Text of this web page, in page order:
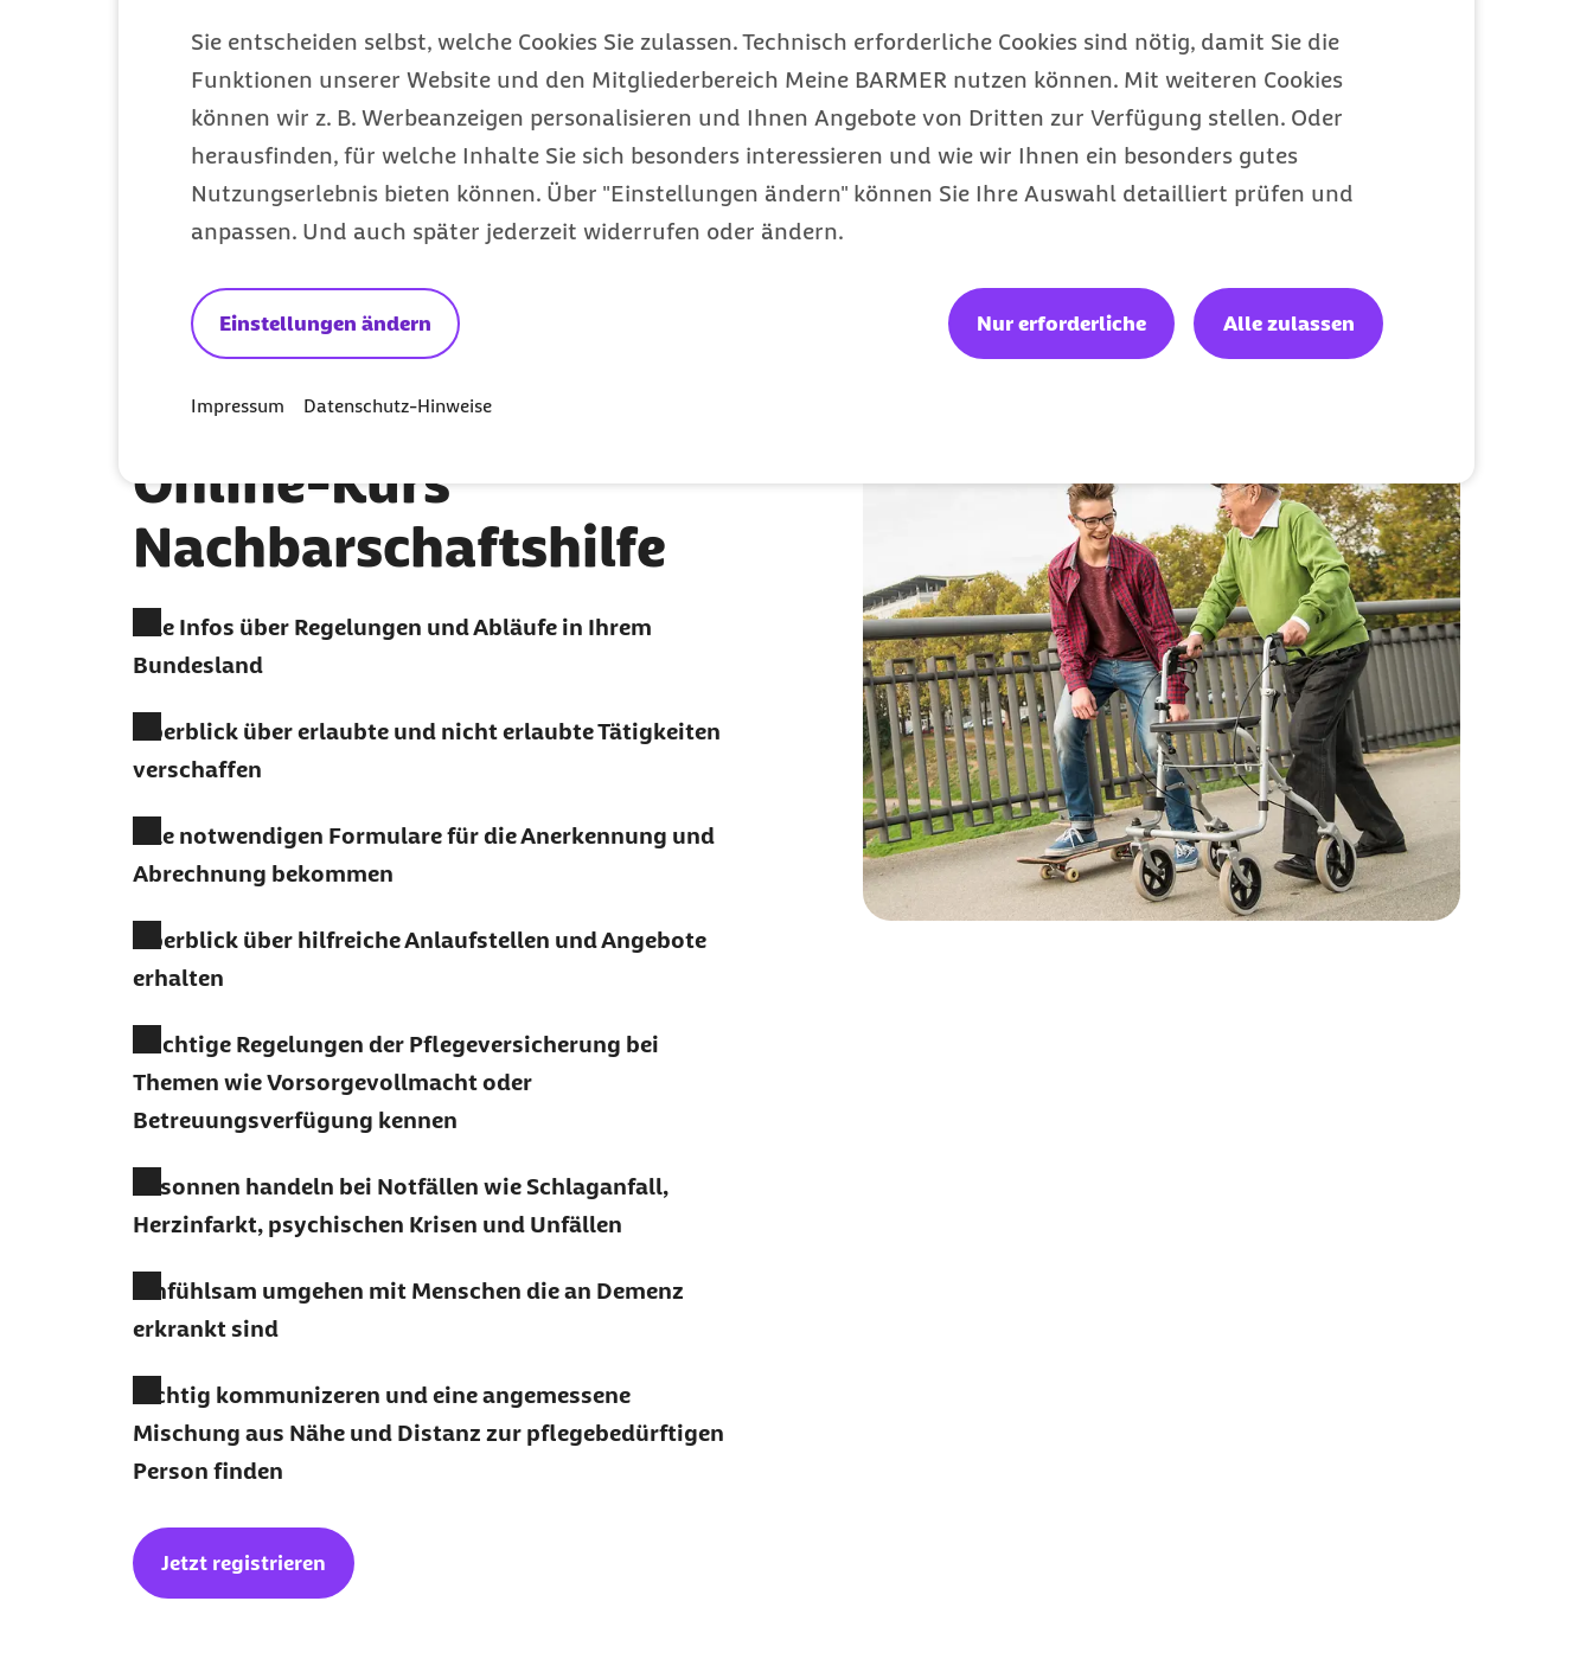
Sie entscheiden selbst, welche Cookies Sie zulassen. Technisch erforderliche Cookies sind nötig, damit Sie die
Funktionen unserer Website und den Mitgliederbereich Meine BARMER nutzen können. Mit weiteren Cookies
können wir z. B. Werbeanzeigen personalisieren und Ihnen Angebote von Dritten zur Verfügung stellen. Oder
herausfinden, für welche Inhalte Sie sich besonders interessieren und wie wir Ihnen ein besonders gutes
Nutzungserlebnis bieten können. Über "Einstellungen ändern" können Sie Ihre Auswahl detailliert prüfen und
anpassen. Und auch später jederzeit widerrufen oder ändern.
Einstellungen ändern Nur erforderliche Alle zulassen
Impressum Datenschutz-Hinweise
Für welche Bundesländer gibt es
den Online-Kurs?
Der Online-Kurs ist jeweils speziell zugeschnitten für alle
Bundesländer, die eine Schulung für Nachbarschaftshelfer
vorschreiben und zugelassen haben, dass diese online gemacht werden
Mecklenburg-Vorpommern
Schleswig-Holstein
Thüringen
Ihr Bundesland ist nicht dabei?Dann müssen Sie nach den Vorgaben
Ihres Bundeslandes entweder keinen Kurs machen oder Ihr Bundesland
erlaubt keine Online-Qualifizierung. Sie können aber trotzdem einen
kostenlosen Kurs mit vielen nützlichen Informationen (unabhängig von
einem bestimmten Bundesland) nutzen, um sich auf Ihre
Pflegetätigkeit vorzubereiten.
Sowohl für den allgemeinen Kurs als auch für den auf spezielle
Bundesländer zugeschnittenen Kurs können Sie sichkostenfrei
registrieren
Bei diesen Themen
unterstützt Sie der
Online-Kurs
Nachbarschaftshilfe
Alle Infos über Regelungen und Abläufe in Ihrem
Bundesland
Überblick über erlaubte und nicht erlaubte Tätigkeiten
verschaffen
Alle notwendigen Formulare für die Anerkennung und
Abrechnung bekommen
Überblick über hilfreiche Anlaufstellen und Angebote
erhalten
Wichtige Regelungen der Pflegeversicherung bei
Themen wie Vorsorgevollmacht oder
Betreuungsverfügung kennen
Besonnen handeln bei Notfällen wie Schlaganfall,
Herzinfarkt, psychischen Krisen und Unfällen
Einfühlsam umgehen mit Menschen die an Demenz
erkrankt sind
Richtig kommunizeren und eine angemessene
Mischung aus Nähe und Distanz zur pflegebedürftigen
Person finden
Jetzt registrieren